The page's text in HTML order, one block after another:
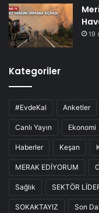
19
Kategoriler
#EvdeKal Anketler
Canlı Yayın Ekonomi
Haberler Keşan
MERAK EDİYORUM
Sağlık SEKTÖR
SOKAKTAYIZ Son